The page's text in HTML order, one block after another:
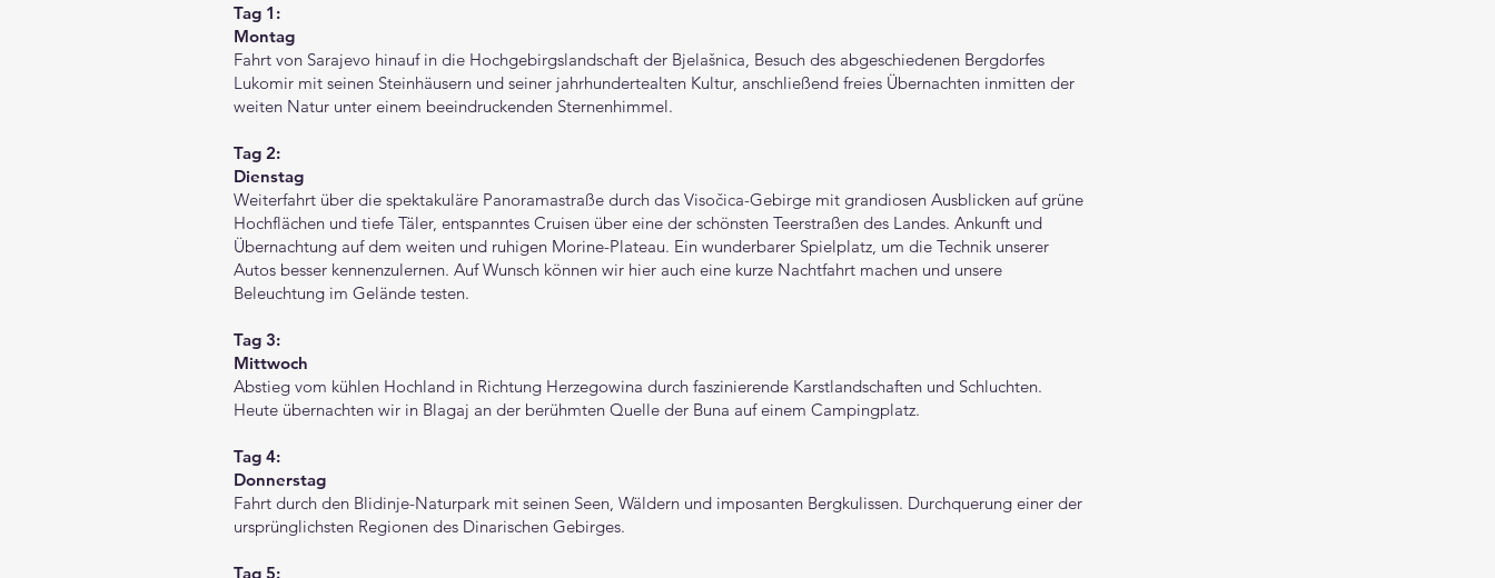
Tag 1:
Montag
Fahrt von Sarajevo hinauf in die Hochgebirgslandschaft der Bjelašnica, Besuch des abgeschiedenen Bergdorfes
Lukomir mit seinen Steinhäusern und seiner jahrhundertealten Kultur, anschließend freies Übernachten inmitten der
weiten Natur unter einem beeindruckenden Sternenhimmel.
Tag 2:
Dienstag
Weiterfahrt über die spektakuläre Panoramastraße durch das Visočica-Gebirge mit grandiosen Ausblicken auf grüne
Hochflächen und tiefe Täler, entspanntes Cruisen über eine der schönsten Teerstraßen des Landes. Ankunft und
Übernachtung auf dem weiten und ruhigen Morine-Plateau. Ein wunderbarer Spielplatz, um die Technik unserer
Autos besser kennenzulernen. Auf Wunsch können wir hier auch eine kurze Nachtfahrt machen und unsere
Beleuchtung im Gelände testen.
Tag 3:
Mittwoch
Abstieg vom kühlen Hochland in Richtung Herzegowina durch faszinierende Karstlandschaften und Schluchten.
Heute übernachten wir in Blagaj an der berühmten Quelle der Buna auf einem Campingplatz.
Tag 4:
Donnerstag
Fahrt durch den Blidinje-Naturpark mit seinen Seen, Wäldern und imposanten Bergkulissen. Durchquerung einer der
ursprünglichsten Regionen des Dinarischen Gebirges.
Tag 5: